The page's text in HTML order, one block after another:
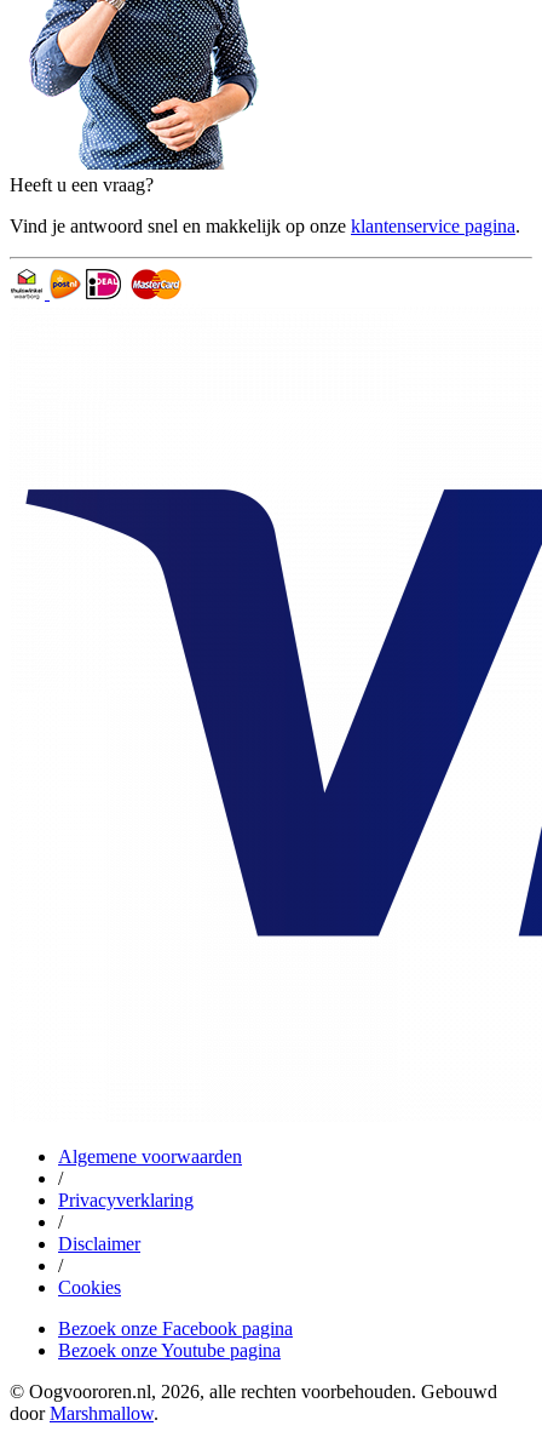
Heeft u een vraag?
Vind je antwoord snel en makkelijk op onze klantenservice pagina.
Algemene voorwaarden
/
Privacyverklaring
/
Disclaimer
/
Cookies
Bezoek onze Facebook pagina
Bezoek onze Youtube pagina
© Oogvoororen.nl, 2026, alle rechten voorbehouden. Gebouwd
doorMarshmallow.